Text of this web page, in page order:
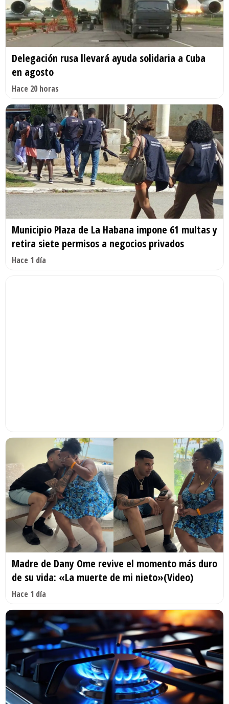
Delegación rusa llevará ayuda solidaria a Cuba
en agosto
Hace 20 horas
Municipio Plaza de La Habana impone 61 multas y
retira siete permisos a negocios privados
Hace 1 día
Madre de Dany Ome revive el momento más duro
de su vida: «La muerte de mi nieto»(Video)
Hace 1 día